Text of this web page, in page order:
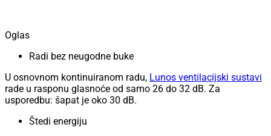
Oglas
Radi bez neugodne buke
U osnovnom kontinuiranom radu, Lunos ventilacijski sustavi
rade u rasponu glasnoće od samo 26 do 32 dB. Za
usporedbu: šapat je oko 30 dB.
Štedi energiju